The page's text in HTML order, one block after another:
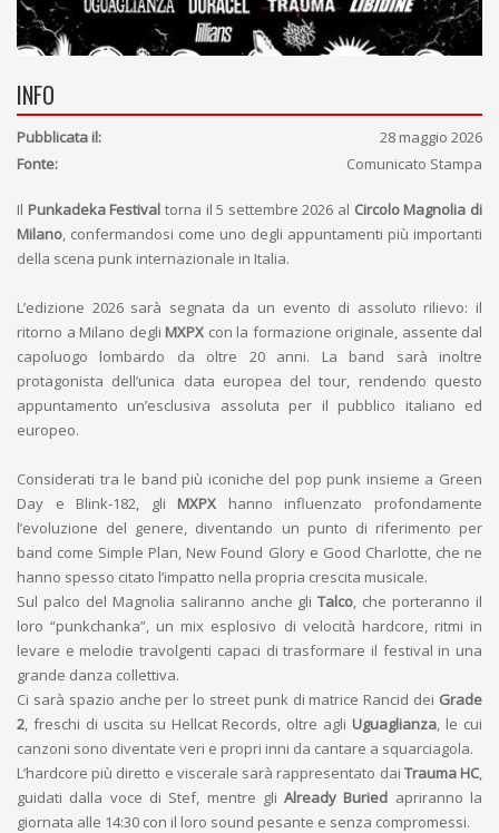
INFO
Pubblicata il:
28 maggio 2026
Fonte:
Comunicato Stampa
Il Punkadeka Festival torna il 5 settembre 2026 al Circolo Magnolia di
Milano, confermandosi come uno degli appuntamenti più importanti
della scena punk internazionale in Italia.
L’edizione 2026 sarà segnata da un evento di assoluto rilievo: il
ritorno a Milano degli MXPX con la formazione originale, assente dal
capoluogo lombardo da oltre 20 anni. La band sarà inoltre
protagonista dell’unica data europea del tour, rendendo questo
appuntamento un’esclusiva assoluta per il pubblico italiano ed
europeo.
Considerati tra le band più iconiche del pop punk insieme a Green
Day e Blink-182, gli MXPX hanno influenzato profondamente
l’evoluzione del genere, diventando un punto di riferimento per
band come Simple Plan, New Found Glory e Good Charlotte, che ne
hanno spesso citato l’impatto nella propria crescita musicale.
Sul palco del Magnolia saliranno anche gliTalco, che porteranno il
loro “punkchanka”, un mix esplosivo di velocità hardcore, ritmi in
levare e melodie travolgenti capaci di trasformare il festival in una
grande danza collettiva.
Ci sarà spazio anche per lo street punk di matrice Rancid dei Grade
2, freschi di uscita su Hellcat Records, oltre agli Uguaglianza, le cui
canzoni sono diventate veri e propri inni da cantare a squarciagola.
L’hardcore più diretto e viscerale sarà rappresentato dai Trauma HC,
guidati dalla voce di Stef, mentre gliAlready Buried apriranno la
giornata alle 14:30 con il loro sound pesante e senza compromessi.